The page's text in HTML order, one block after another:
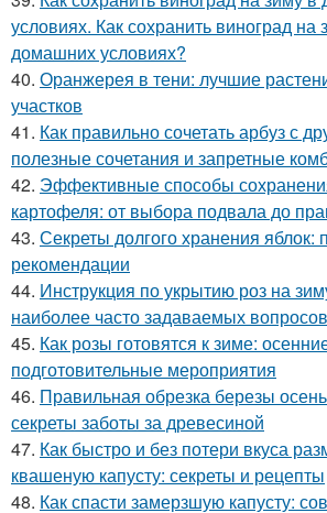
условиях. Как сохранить виноград
домашних условиях?
40. Оранжерея в тени: лучшие
участков
41. Как правильно сочетать арбуз с
полезные сочетания и запретные
42. Эффективные способы
картофеля: от выбора подвала до
43. Секреты долгого хранения яблок:
рекомендации
44. Инструкция по укрытию роз на
наиболее часто задаваемых вопросов
45. Как розы готовятся к зиме:
подготовительные мероприятия
46. Правильная обрезка березы
секреты заботы за древесиной
47. Как быстро и без потери вкуса
квашеную капусту: секреты и рецепты
48. Как спасти замерзшую капусту: